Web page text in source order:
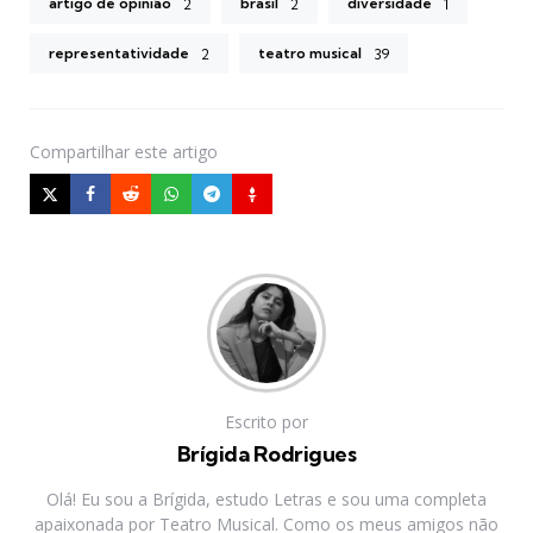
2 2 1
representatividade 2 teatro musical 39
Compartilhar este artigo
Escrito por
Brígida Rodrigues
Olá! Eu sou a Brígida, estudo Letras e sou uma completa
apaixonada por Teatro Musical. Como os meus amigos não